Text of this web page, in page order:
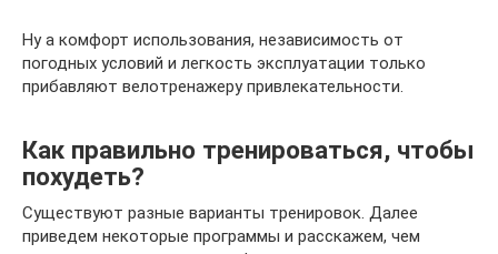
Ну а комфорт использования, независимость от
погодных условий и легкость эксплуатации только
прибавляют велотренажеру привлекательности.
Как правильно тренироваться, чтобы
похудеть?
Существуют разные варианты тренировок. Далее
приведем некоторые программы и расскажем, чем